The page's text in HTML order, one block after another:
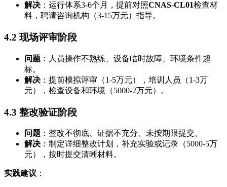
解决 ：运行体系3-6个月，提前对照CNAS-CL01检查材
料，聘请咨询机构（3-15万元）指导。
4.2 现场评审阶段
问题 ：人员操作不熟练、设备临时故障、环境条件超
标。
解决 ：提前模拟评审（1-5万元），培训人员（1-3万
元），检查设备和环境（5000-2万元）。
4.3 整改验证阶段
问题 ：整改不彻底、证据不充分、未按期限提交。
解决 ：制定详细整改计划，补充实验或记录（5000-5万
元），按时提交清晰材料。
实践建议 ：